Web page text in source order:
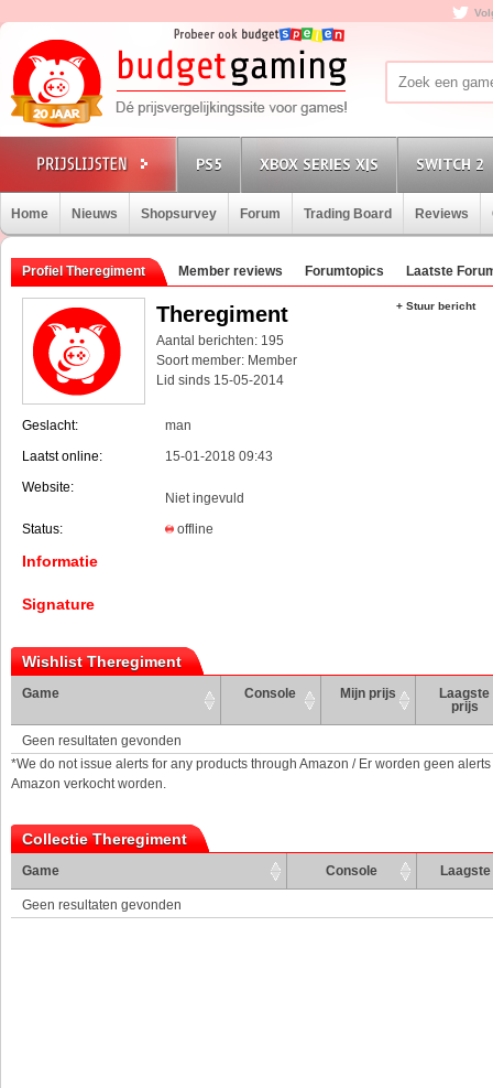
PS5 XBOX SERIES X|S SWITCH 2
Home Nieuws Shopsurvey Forum Trading Board Reviews
Profiel Theregiment Member reviews Forumtopics Laatste
Theregiment
Aantal berichten: 195
Soort member: Member
Lid sinds 15-05-2014
Geslacht:
man
Laatst online:
15-01-2018 09:43
Website:
Niet ingevuld
Status:
offline
Informatie
Signature
+ Stuur bericht
Wishlist Theregiment
Game Console Mijn prijs
Laagste
prijs
Geen resultaten gevonden
*We do not issue alerts for any products through Amazon / Er worden geen
Amazon verkocht worden.
Collectie Theregiment
Game Console
Geen resultaten gevonden